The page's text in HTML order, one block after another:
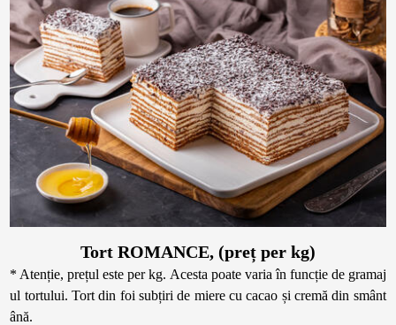
Tort ROMANCE, (preț per kg)
* Atenție, prețul este per kg. Acesta poate varia în funcție de gramaj
ul tortului. Tort din foi subțiri de miere cu cacao și cremă din smânt
ână.